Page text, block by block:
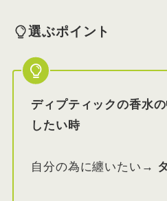
選ぶポイント
ディプティックの香水
したい時
自分の為に纏いたい→